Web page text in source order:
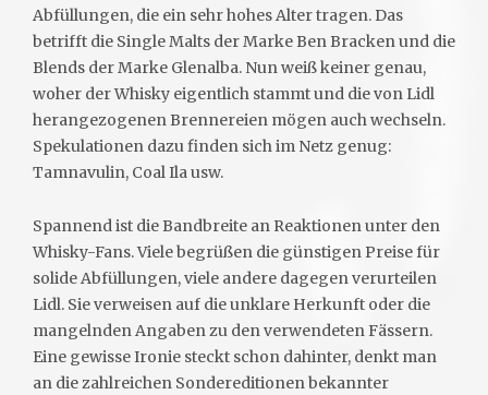
Abfüllungen, die ein sehr hohes Alter tragen. Das
betrifft die Single Malts der Marke Ben Bracken und die
Blends der Marke Glenalba. Nun weiß keiner genau,
woher der Whisky eigentlich stammt und die von Lidl
herangezogenen Brennereien mögen auch wechseln.
Spekulationen dazu finden sich im Netz genug:
Tamnavulin, Coal Ila usw.
Spannend ist die Bandbreite an Reaktionen unter den
Whisky-Fans. Viele begrüßen die günstigen Preise für
solide Abfüllungen, viele andere dagegen verurteilen
Lidl. Sie verweisen auf die unklare Herkunft oder die
mangelnden Angaben zu den verwendeten Fässern.
Eine gewisse Ironie steckt schon dahinter, denkt man
an die zahlreichen Sondereditionen bekannter